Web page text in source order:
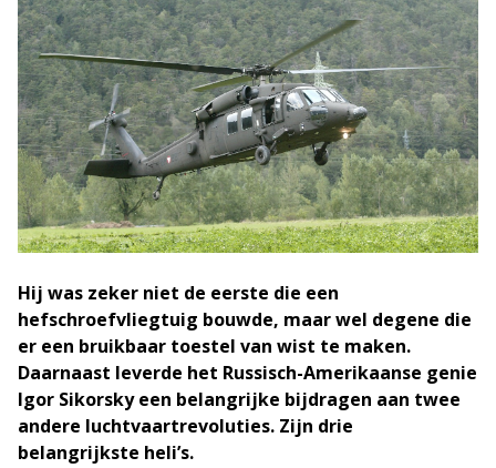
Hij was zeker niet de eerste die een
hefschroefvliegtuig bouwde, maar wel degene die
er een bruikbaar toestel van wist te maken.
Daarnaast leverde het Russisch-Amerikaanse genie
Igor Sikorsky een belangrijke bijdragen aan twee
andere luchtvaartrevoluties. Zijn drie
belangrijkste heli’s.